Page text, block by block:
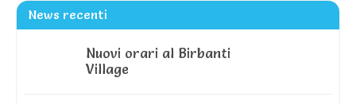
News recenti
Nuovi orari al Birbanti
Village